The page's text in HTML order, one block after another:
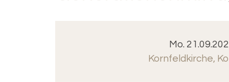
Mo.
Kornfeldkirche,